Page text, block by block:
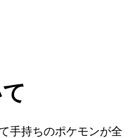
手持ちのポケモンが全